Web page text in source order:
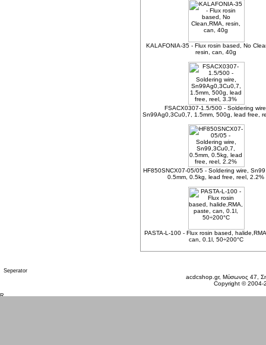
KALAFONIA-35 - Flux rosin based, No
resin, can, 40g
FSACX0307-1.5/500 - Soldering
Sn99Ag0,3Cu0,7, 1.5mm, 500g, lead free,
HF850SNCX07-05/05 - Soldering wire,
0.5mm, 0.5kg, lead free, reel, 2.2%
PASTA-L-100 - Flux rosin based,
can, 0.1l, 50÷200°C
acdcshop.gr, Μύσωνος 47,
Copyright ©